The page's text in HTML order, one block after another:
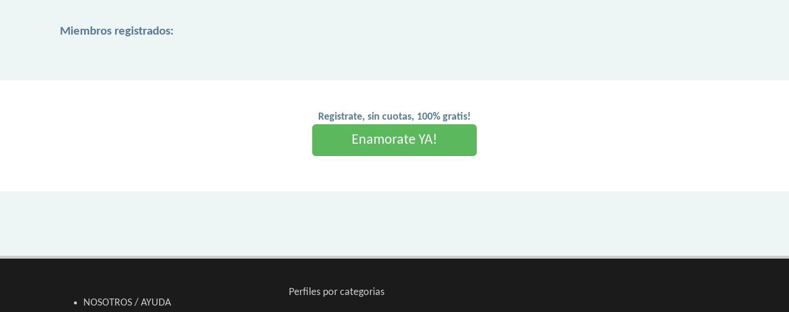
Miembros registrados:
Registrate, sin cuotas, 100% gratis!
Enamorate YA!
NOSOTROS / AYUDA
Perfiles por categorias